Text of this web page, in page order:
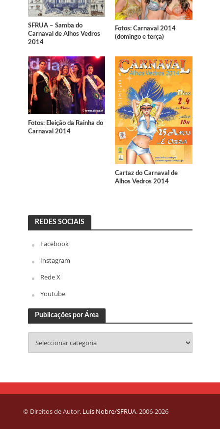
SFRUA – Samba do
Carnaval de Alhos Vedros
2014
Fotos: Carnaval 2014
(domingo e terça)
Fotos: Eleição da Rainha do
Carnaval 2014
Cartaz do Carnaval de
Alhos Vedros 2014
REDES SOCIAIS
Facebook
Instagram
Rede X
Youtube
Publicações por Área
© Direitos de Autor. Luís Nobre/SFRUA. 2006-2026